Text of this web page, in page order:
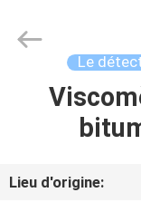
MAISON
PRODUITS
Guangdong Hongtuo
Le
Lieu d'origine: